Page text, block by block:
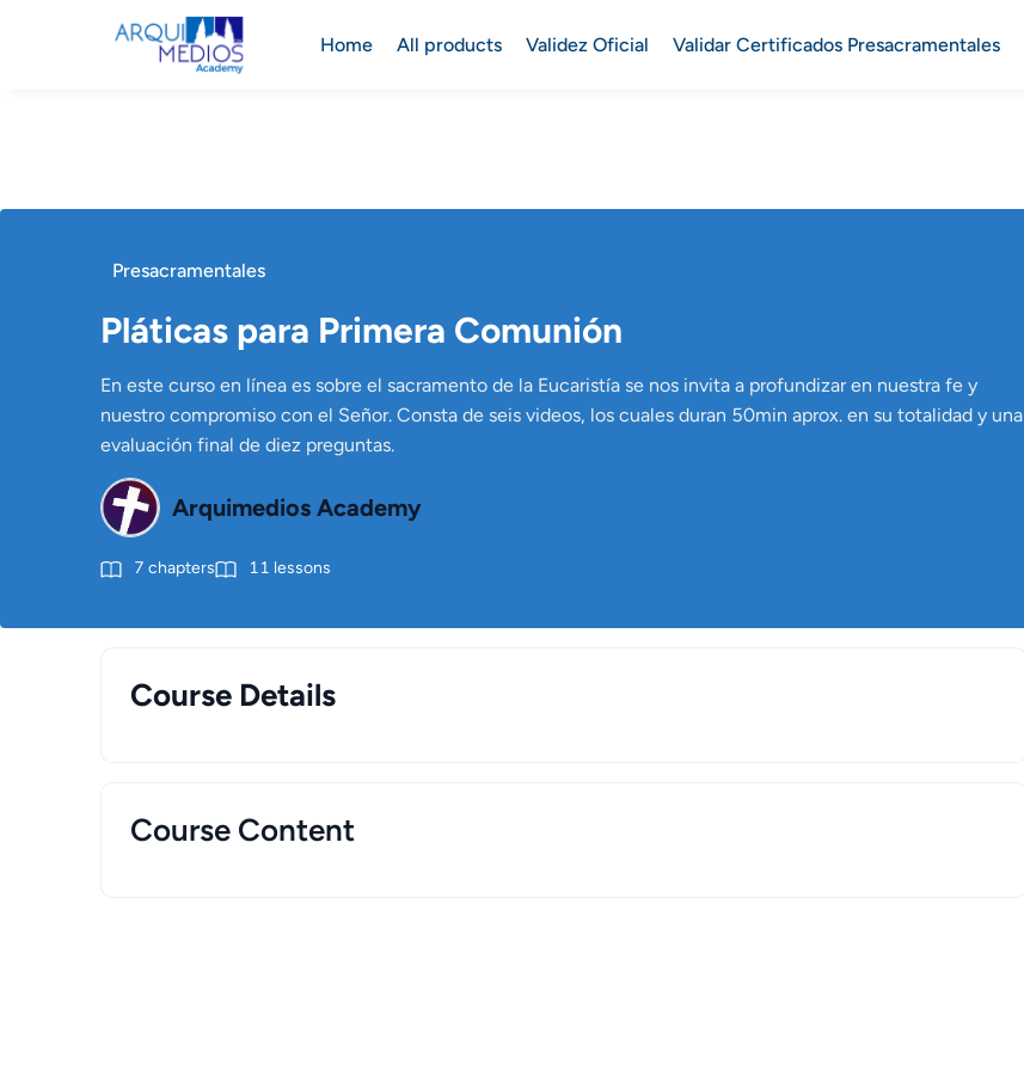
Home All products Validez Oficial Validar Certificados Presacramentales
Presacramentales
Pláticas para Primera Comunión
En este curso en línea es sobre el sacramento de la Eucaristía se nos invita a profundizar en nuestra fe y
nuestro compromiso con el Señor. Consta de seis videos, los cuales duran 50min aprox. en su totalidad y una
evaluación final de diez preguntas.
Arquimedios Academy
7 chapters 11 lessons
Course Details
Course Content